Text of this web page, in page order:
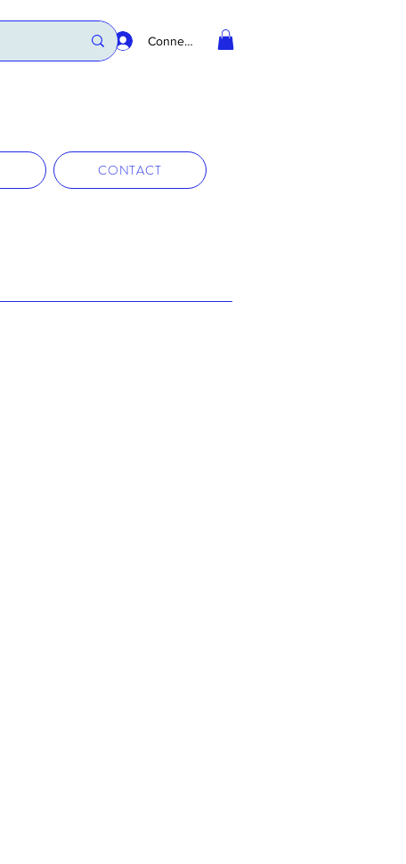
Connexion
CONTACT